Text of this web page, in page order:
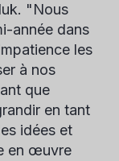
"Nous
année dans
les
à nos
que
en tant
idées et
en œuvre